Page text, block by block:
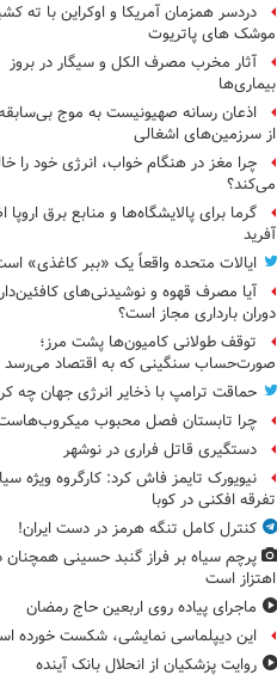
دردسر همزمان آمریکا و اوکراین با ته
موشک های پاتریوت
آثار مخرب مصرف الکل و سیگار در بروز
بیماری‌ها
اذعان رسانه صهیونیست به موج بی‌سابقه
از سرزمین‌های اشغالی
چرا مغز در هنگام خواب، انرژی خود را
می‌کند؟
گرما برای پالایشگاه‌ها و منابع برق اروپا
آفرید
ایالات متحده واقعاً یک «ببر کاغذی»
آیا مصرف قهوه و نوشیدنی‌های
دوران بارداری مجاز است؟
توقف طولانی کامیون‌ها پشت مرز؛
صورت‌حساب سنگینی که به اقتصاد می‌رسد
حماقت ترامپ با ذخایر انرژی جهان چه
چرا تابستان فصل محبوب
دستگیری قاتل فراری در نوشهر
نیویورک تایمز فاش کرد: کارگروه ویژه
تفرقه افکنی در کوبا
کنترل کامل تنگه هرمز در دست ایران!
پرچم سیاه بر فراز گنبد حسینی همچنان
اهتزاز است
ماجرای پیاده روی اربعین حاج رمضان
این دیپلماسی نمایشی، شکست خورده
روایت پزشکیان از انحلال بانک آینده